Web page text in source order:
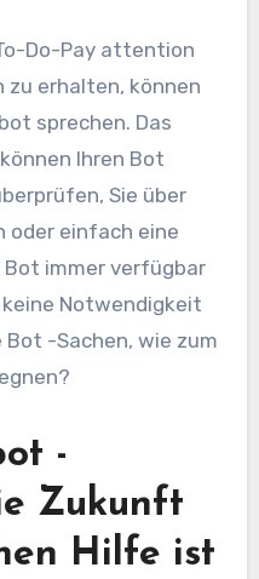
Do-Pay attention
zu erhalten, können
sprechen. Das
Ihren Bot
Sie über
oder einfach eine
Bot immer verfügbar
Notwendigkeit
Bot -Sachen, wie zum
-
Zukunft
Hilfe ist